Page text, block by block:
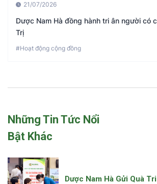
21/07/2026
Dược Nam Hà đồng hành tri ân người có
Trị
#Hoạt động cộng đồng
Những Tin Tức Nổi
Bật Khác
Dược Nam Hà Gửi Quà